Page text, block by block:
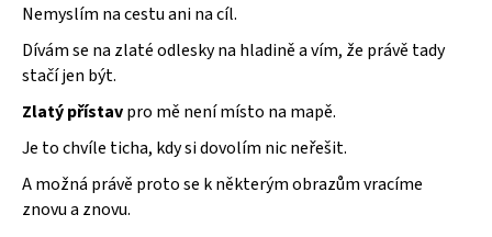
Nemyslím na cestu ani na cíl.
Dívám se na zlaté odlesky na hladině a vím, že právě tady
stačí jen být.
Zlatý přístavpro mě není místo na mapě.
Je to chvíle ticha, kdy si dovolím nic neřešit.
A možná právě proto se k některým obrazům vracíme
znovu a znovu.
D
o
p
o
r
u
č
u
j